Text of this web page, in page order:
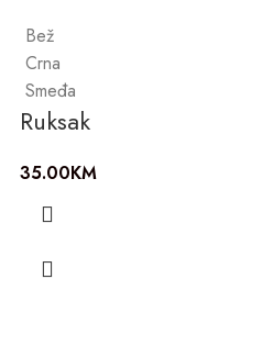
Bež
Crna
Smeđa
Ruksak
35.00KM